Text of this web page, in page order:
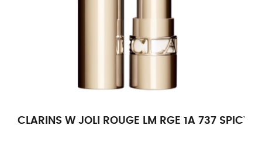
CLARINS W JOLI ROUGE LM RGE 1A 737 SPICY